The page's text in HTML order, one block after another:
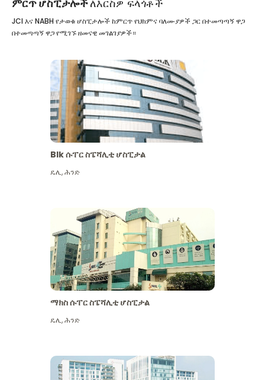
ምርጥ ሆስፒታሎችለእርስዎ ፍላጎቶች
JCI እና NABH የታወቁ ሆስፒታሎች ከምርጥ የህክምና ባለሙያዎች ጋር በተመጣጣኝ ዋጋ
በተመጣጣኝ ዋጋ የሚገኙ ዘመናዊ መገልገያዎች።
Blk ሱፐር ስፔሻሊቲ ሆስፒታል
ዴሊ,ሕንድ
ማክስ ሱፐር ስፔሻሊቲ ሆስፒታል
ዴሊ,ሕንድ